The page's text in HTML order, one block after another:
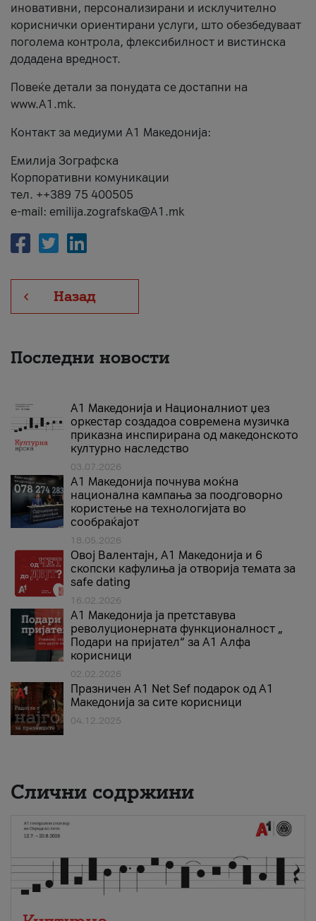
иновативни, персонализирани и исклучително
кориснички ориентирани услуги, што обезбедуваат
поголема контрола, флексибилност и вистинска
додадена вредност.
Повеќе детали за понудата се достапни на
www.А1.mk.
Контакт за медиуми А1 Македонија:
Емилија Зографска
Корпоративни комуникации
тел. ++389 75 400505
e-mail: emilija.zografska@A1.mk
Назад
Последни новости
А1 Македонија и Националниот џез
оркестар создадоа современа музичка
приказна инспирирана од македонското
културно наследство
03.07.2026
A1 Македонија почнува моќна
национална кампања за поодговорно
користење на технологијата во
сообраќајот
18.05.2026
Овој Валентајн, A1 Македонија и 6
скопски кафулиња ја отворија темата за
safe dating
16.02.2026
А1 Македонија ја претставува
револуционерната функционалност „
Подари на пријател“ за А1 Алфа
корисници
02.02.2026
Празничен A1 Net Sеf подарок од А1
Македонија за сите корисници
04.12.2025
Слични содржини